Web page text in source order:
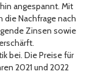
angespannt. Mit
Nachfrage nach
Zinsen sowie
bei. Die Preise für
2021 und 2022